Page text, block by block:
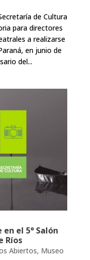
de Cultura
para directores
a realizarse
en junio de
del...
el 5° Salón
Ríos
Abiertos, Museo